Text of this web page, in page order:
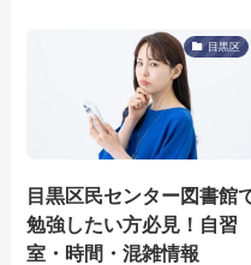
目黒区
目黒区民センター図書館
勉強したい方必見！自習
室・時間・混雑情報